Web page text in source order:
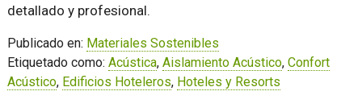
detallado y profesional.
Publicado en: Materiales Sostenibles
Etiquetado como: Acústica, Aislamiento Acústico, Confort
Acústico, Edificios Hoteleros, Hoteles y Resorts